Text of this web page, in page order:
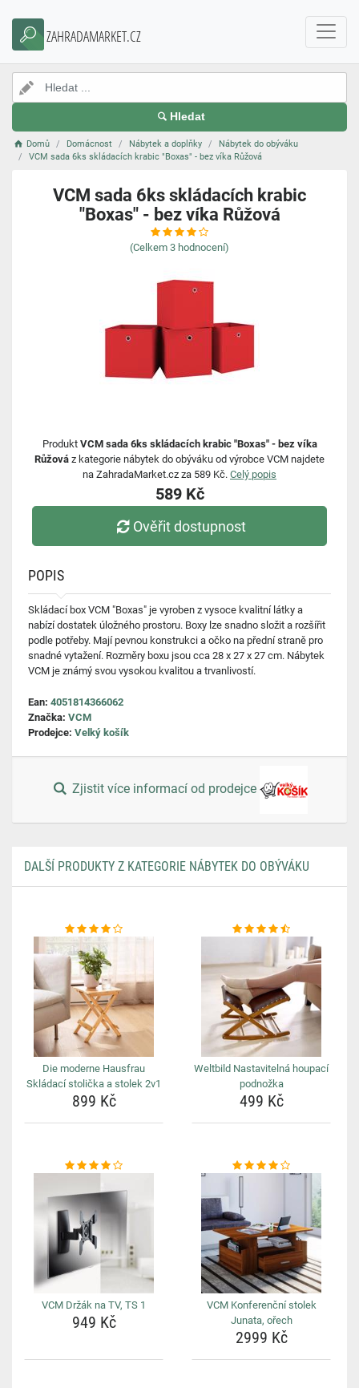
ZAHRADAMARKET.CZ
Hledat
Domů Domácnost Nábytek a doplňky
Nábytek do obýváku
VCM sada 6ks skládacích krabic "Boxas" - bez víka Růžová
VCM sada 6ks skládacích krabic
"Boxas" - bez víka Růžová
(Celkem 3 hodnocení)
Produkt VCM sada 6ks skládacích krabic "Boxas" - bez víka
Růžová z kategorie nábytek do obýváku od výrobce VCM najdete
na ZahradaMarket.cz za 589 Kč. Celý popis
589 Kč
Ověřit dostupnost
POPIS
Skládací box VCM "Boxas" je vyroben z vysoce kvalitní látky a
nabízí dostatek úložného prostoru. Boxy lze snadno složit a rozšířit
podle potřeby. Mají pevnou konstrukci a očko na přední straně pro
snadné vytažení. Rozměry boxu jsou cca 28 x 27 x 27 cm. Nábytek
VCM je známý svou vysokou kvalitou a trvanlivostí.
Ean: 4051814366062
Značka: VCM
Prodejce: Velký košík
Zjistit více informací od prodejce
DALŠÍ PRODUKTY Z KATEGORIE NÁBYTEK DO OBÝVÁKU
Die moderne Hausfrau
Skládací stolička a stolek 2v1
899 Kč
Weltbild Nastavitelná houpací
podnožka
499 Kč
VCM Držák na TV, TS 1
949 Kč
VCM Konferenční stolek
Junata, ořech
2999 Kč